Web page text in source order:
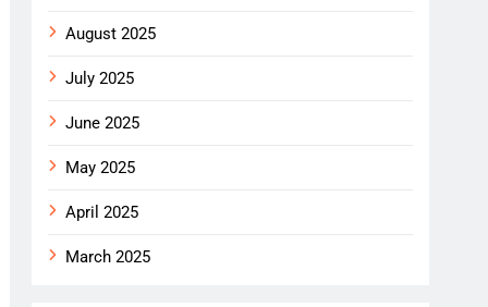
August 2025
July 2025
June 2025
May 2025
April 2025
March 2025